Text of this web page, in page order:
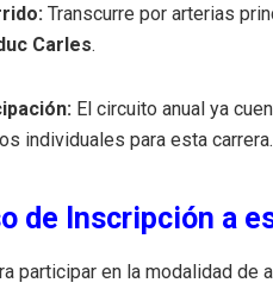
Transcurre por arterias
Carles.
El circuito anual ya
individuales para esta carrera.
de Inscripción a
participar en la modalidad de